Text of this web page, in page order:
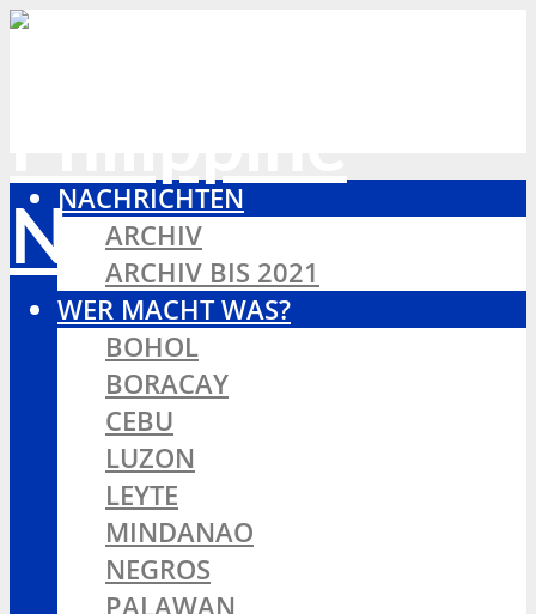
NACHRICHTEN
ARCHIV
ARCHIV BIS 2021
WER MACHT WAS?
BOHOL
BORACAY
CEBU
LUZON
LEYTE
MINDANAO
NEGROS